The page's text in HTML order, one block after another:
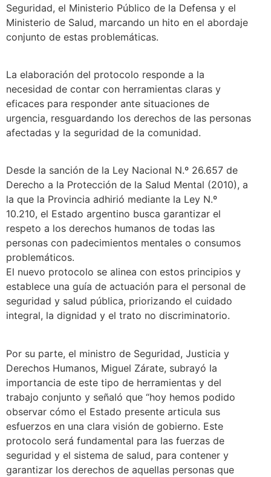
Seguridad, el Ministerio Público de la Defensa y el
Ministerio de Salud, marcando un hito en el abordaje
conjunto de estas problemáticas.
La elaboración del protocolo responde a la
necesidad de contar con herramientas claras y
eficaces para responder ante situaciones de
urgencia, resguardando los derechos de las personas
afectadas y la seguridad de la comunidad.
Desde la sanción de la Ley Nacional N.º 26.657 de
Derecho a la Protección de la Salud Mental (2010), a
la que la Provincia adhirió mediante la Ley N.º
10.210, el Estado argentino busca garantizar el
respeto a los derechos humanos de todas las
personas con padecimientos mentales o consumos
problemáticos.
El nuevo protocolo se alinea con estos principios y
establece una guía de actuación para el personal de
seguridad y salud pública, priorizando el cuidado
integral, la dignidad y el trato no discriminatorio.
Por su parte, el ministro de Seguridad, Justicia y
Derechos Humanos, Miguel Zárate, subrayó la
importancia de este tipo de herramientas y del
trabajo conjunto y señaló que “hoy hemos podido
observar cómo el Estado presente articula sus
esfuerzos en una clara visión de gobierno. Este
protocolo será fundamental para las fuerzas de
seguridad y el sistema de salud, para contener y
garantizar los derechos de aquellas personas que